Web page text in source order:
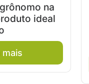
na
ideal
mais